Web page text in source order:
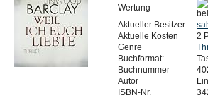
Wertung
Aktueller Besitzer
Aktuelle Kosten
2
Genre
Buchformat:
Buchnummer
Autor
ISBN-Nr.